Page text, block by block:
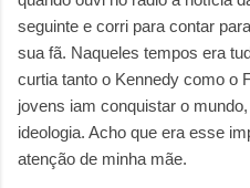
seguinte e corri para contar
sua fã. Naqueles tempos era
curtia tanto o Kennedy como o
jovens iam conquistar o
ideologia. Acho que era esse
atenção de minha mãe.